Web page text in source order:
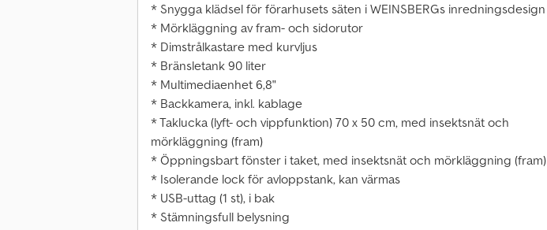
* Snygga klädsel för förarhusets säten i WEINSBERGs inredningsdesign
* Mörkläggning av fram- och sidorutor
* Dimstrålkastare med kurvljus
* Bränsletank 90 liter
* Multimediaenhet 6,8"
* Backkamera, inkl. kablage
* Taklucka (lyft- och vippfunktion) 70 x 50 cm, med insektsnät och
mörkläggning (fram)
* Öppningsbart fönster i taket, med insektsnät och mörkläggning (fram)
* Isolerande lock för avloppstank, kan värmas
* USB-uttag (1 st), i bak
* Stämningsfull belysning